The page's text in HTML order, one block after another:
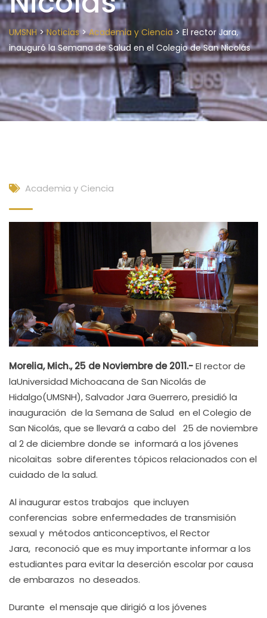
UMSNH>Noticias>Academia y Ciencia > El rector Jara,
inauguró la Semana de Salud en el Colegio de San Nicolás
Academia y Ciencia
Morelia, Mich., 25 de Noviembre de 2011.-El rector de
laUniversidad Michoacana de San Nicolás de
Hidalgo(UMSNH), Salvador Jara Guerrero, presidió la
inauguración de la Semana de Salud en el Colegio de
San Nicolás, que se llevará a cabo del 25 de noviembre
al 2 de diciembre donde se informará a los jóvenes
nicolaitas sobre diferentes tópicos relacionados con el
cuidado de la salud.
Al inaugurar estos trabajos que incluyen
conferencias sobre enfermedades de transmisión
sexual y métodos anticonceptivos, el Rector
Jara, reconoció que es muy importante informar a los
estudiantes para evitar la deserción escolar por causa
de embarazos no deseados.
Durante el mensaje que dirigió a los jóvenes